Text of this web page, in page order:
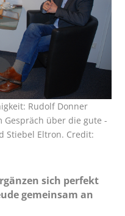
Rudolf Donner
Gespräch über die gute
Stiebel Eltron. Credit:
sich perfekt
gemeinsam an